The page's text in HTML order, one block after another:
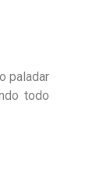
paladar
todo